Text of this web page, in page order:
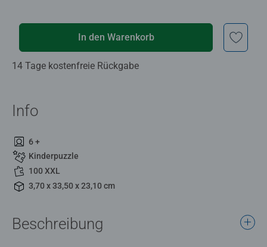
In den Warenkorb
14 Tage kostenfreie Rückgabe
Info
6 +
Kinderpuzzle
100 XXL
3,70 x 33,50 x 23,10 cm
Beschreibung